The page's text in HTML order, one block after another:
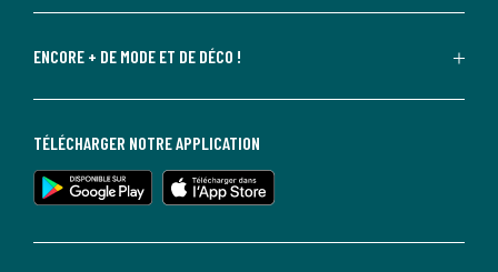
ENCORE + DE MODE ET DE DÉCO !
TÉLÉCHARGER NOTRE APPLICATION